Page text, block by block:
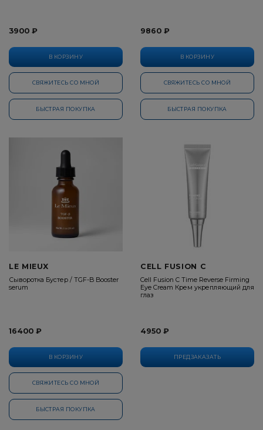
В КОРЗИНУ
СВЯЖИТЕСЬ СО МНОЙ
БЫСТРАЯ ПОКУПКА
3900 ₽
В КОРЗИНУ
СВЯЖИТЕСЬ СО МНОЙ
БЫСТРАЯ ПОКУПКА
9860 ₽
В КОРЗИНУ
СВЯЖИТЕСЬ СО МНОЙ
БЫСТРАЯ ПОКУПКА
LE MIEUX
Сыворотка Бустер / TGF-B Booster
serum
16400 ₽
ПРЕДЗАКАЗАТЬ
CELL FUSION C
Cell Fusion C Time Reverse Firming
Eye Cream Крем укрепляющий для
глаз
4950 ₽